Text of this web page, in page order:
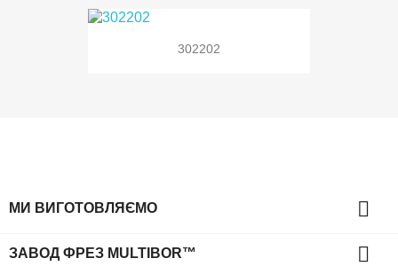
302202
МИ ВИГОТОВЛЯЄМО 
ЗАВОД ФРЕЗ MULTIBOR™ 